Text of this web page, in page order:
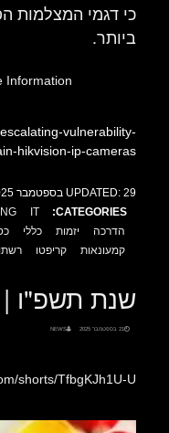
כי דגמי המצלמות
ביותר.
Information
vulnerability-
hikvision-ip-cameras/
UPDATED: 29 בספטמבר 2025
CATEGORIES:
IT
הדרכה
יזמות כללי
קמעונאות
קריפטו
שנת תשפ"ו
21 בספטמבר 2025 NEWS
shorts/TfbgKJh1U-U